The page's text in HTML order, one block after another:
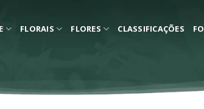
FLORAIS FLORES CLASSIFICAÇÕES